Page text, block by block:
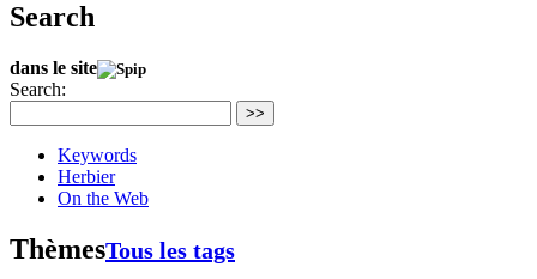
Search
dans le site
Search:
>>
Keywords
Herbier
On the Web
ThèmesTous les tags